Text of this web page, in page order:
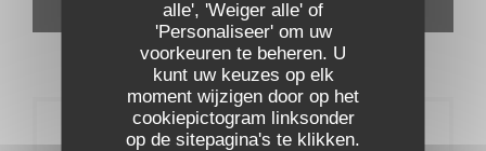
alle', 'Weiger alle' of
'Personaliseer' om uw
voorkeuren te beheren. U
kunt uw keuzes op elk
moment wijzigen door op het
cookiepictogram linksonder
op de sitepagina's te klikken.
Reservering